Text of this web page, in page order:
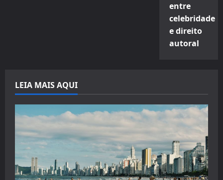
entre
celebridade
e direito
autoral
LEIA MAIS AQUI